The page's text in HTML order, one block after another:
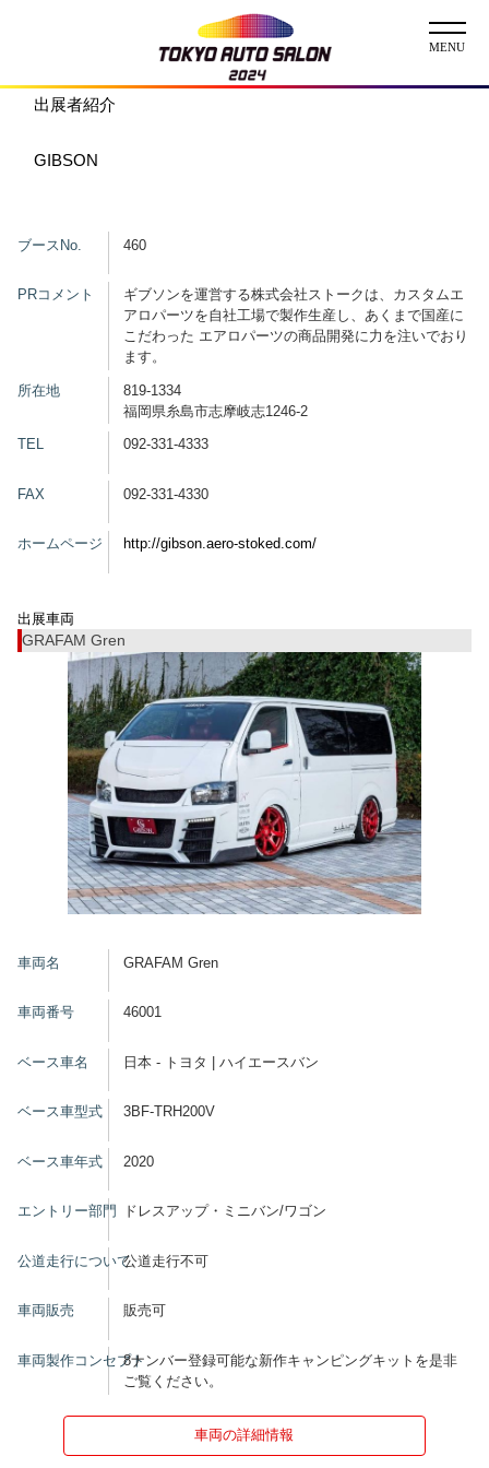
チケット
イベント
コンテスト
出展者
出展者一覧
展示車両一覧
開催概要
出展者・Exhibitor 業界関係者・Trade Visitor
出展者紹介
GIBSON
ブースNo. 460
PRコメント
ギブソンを運営する株式会社ストークは、カスタムエ
アロパーツを自社工場で製作生産し、あくまで国産に
こだわった エアロパーツの商品開発に力を注いでおり
ます。
所在地
819-1334
福岡県糸島市志摩岐志1246-2
TEL 092-331-4333
FAX 092-331-4330
ホームページ http://gibson.aero-stoked.com/
出展車両
GRAFAM Gren
車両名 GRAFAM Gren
車両番号 46001
ベース車名 日本 - トヨタ | ハイエースバン
ベース車型式 3BF-TRH200V
ベース車年式 2020
エントリー部門 ドレスアップ・ミニバン/ワゴン
公道走行について公道走行不可
車両販売 販売可
車両製作コンセプト8ナンバー登録可能な新作キャンピングキットを是非
ご覧ください。
車両の詳細情報